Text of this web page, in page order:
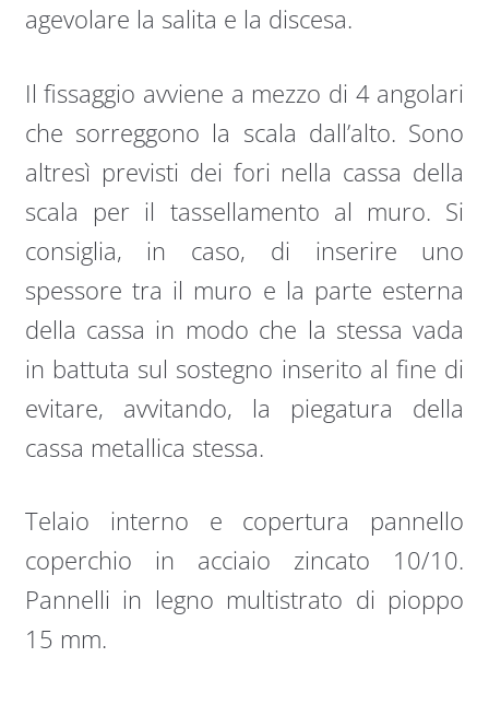
agevolare la salita e la discesa.
Il fissaggio avviene a mezzo di 4 angolari
che sorreggono la scala dall’alto. Sono
altresì previsti dei fori nella cassa della
scala per il tassellamento al muro. Si
consiglia, in caso, di inserire uno
spessore tra il muro e la parte esterna
della cassa in modo che la stessa vada
in battuta sul sostegno inserito al fine di
evitare, avvitando, la piegatura della
cassa metallica stessa.
Telaio interno e copertura pannello
coperchio in acciaio zincato 10/10.
Pannelli in legno multistrato di pioppo
15 mm.